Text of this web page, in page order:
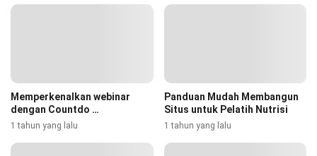
Memperkenalkan webinar
dengan Countdo …
1 tahun yang lalu
Panduan Mudah Membangun
Situs untuk Pelatih Nutrisi
1 tahun yang lalu